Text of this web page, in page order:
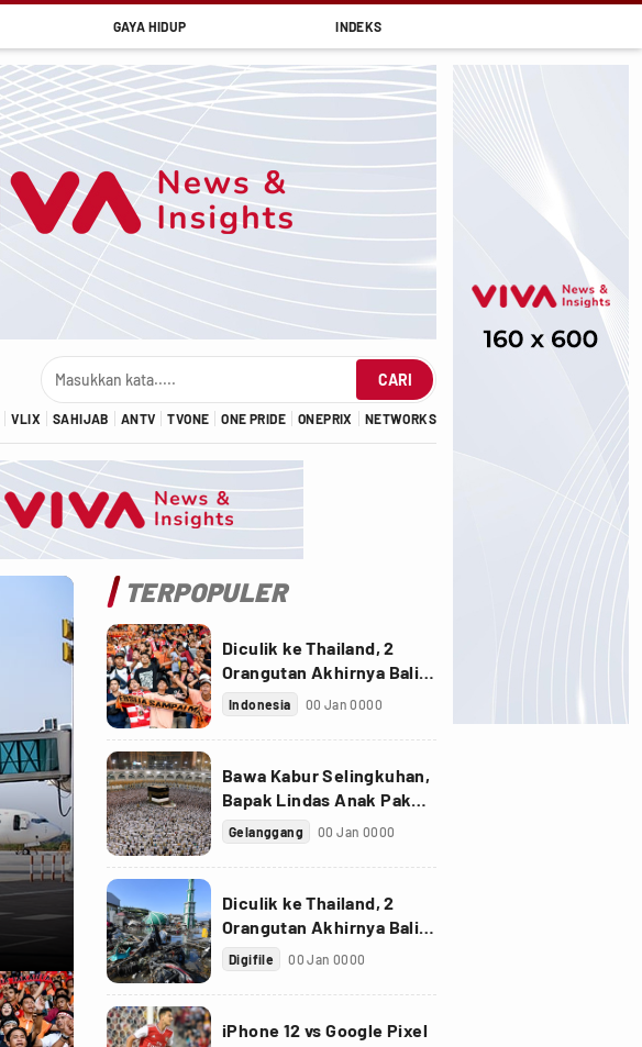
GAYA HIDUP INDEKS
CARI
VLIX SAHIJAB ANTV TVONE ONE PRIDE ONEPRIX NETWORKS
TERPOPULER
Diculik ke Thailand, 2
Orangutan Akhirnya Balik
ke Indonesia
Indonesia 00 Jan 0000
Bawa Kabur Selingkuhan,
Bapak Lindas Anak Pakai
Truk Sawit
Gelanggang 00 Jan 0000
Diculik ke Thailand, 2
Orangutan Akhirnya Balik
ke Indonesia
Digifile 00 Jan 0000
iPhone 12 vs Google Pixel